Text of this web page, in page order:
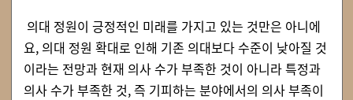
의대 정원이 긍정적인 미래를 가지고 있는 것만은 아니에
요, 의대 정원 확대로 인해 기존 의대보다 수준이 낮아질 것
이라는 전망과 현재 의사 수가 부족한 것이 아니라 특정과
의사 수가 부족한 것, 즉 기피하는 분야에서의 의사 부족이